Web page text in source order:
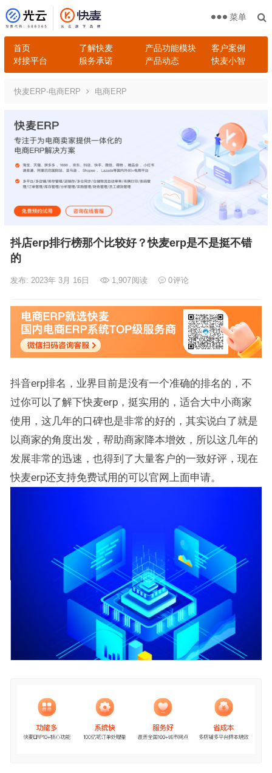
首页 了解快麦 产品功能模块
客户案例
对接平台
服务承诺 产品动态 快麦小智
菜单
快麦ERP-电商ERP 电商ERP
抖店erp排行榜那个比较好？快麦erp是不是挺不错
的
发布: 2023年 3月 16日 1,907阅读 0评论
抖音erp排名，业界目前是没有一个准确的排名的，不
过你可以了解下快麦erp，挺实用的，适合大中小商家
使用，这几年的口碑也是非常的好的，其实说白了就是
以商家的角度出发，帮助商家降本增效，所以这几年的
发展非常的迅速，也得到了大量客户的一致好评，现在
快麦erp还支持免费试用的可以官网上面申请。